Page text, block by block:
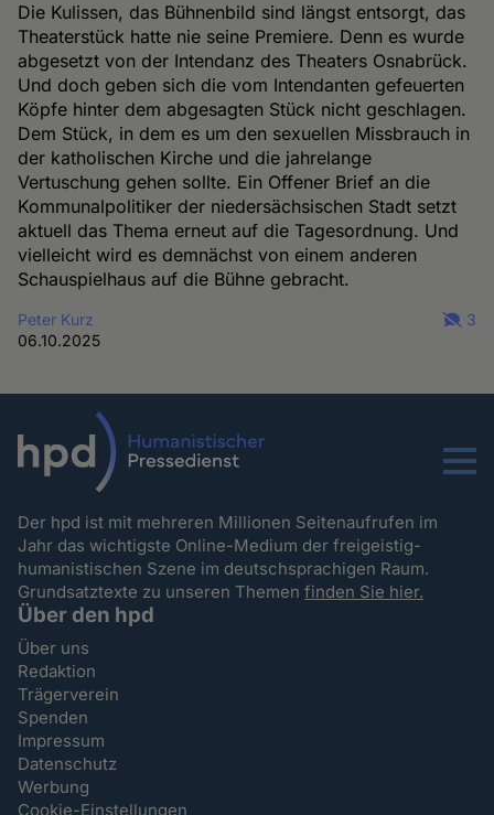
Die Kulissen, das Bühnenbild sind längst entsorgt, das
Theaterstück hatte nie seine Premiere. Denn es wurde
abgesetzt von der Intendanz des Theaters Osnabrück.
Und doch geben sich die vom Intendanten gefeuerten
Köpfe hinter dem abgesagten Stück nicht geschlagen.
Dem Stück, in dem es um den sexuellen Missbrauch in
der katholischen Kirche und die jahrelange
Vertuschung gehen sollte. Ein Offener Brief an die
Kommunalpolitiker der niedersächsischen Stadt setzt
aktuell das Thema erneut auf die Tagesordnung. Und
vielleicht wird es demnächst von einem anderen
Schauspielhaus auf die Bühne gebracht.
Peter Kurz
06.10.2025
3
Menu
Der hpd ist mit mehreren Millionen Seitenaufrufen im
Jahr das wichtigste Online-Medium der freigeistig-
humanistischen Szene im deutschsprachigen Raum.
Grundsatztexte zu unseren Themenfinden Sie hier.
Über den hpd
Über uns
Redaktion
Trägerverein
Spenden
Impressum
Datenschutz
Werbung
Cookie-Einstellungen